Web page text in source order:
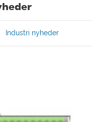
Industri nyheder